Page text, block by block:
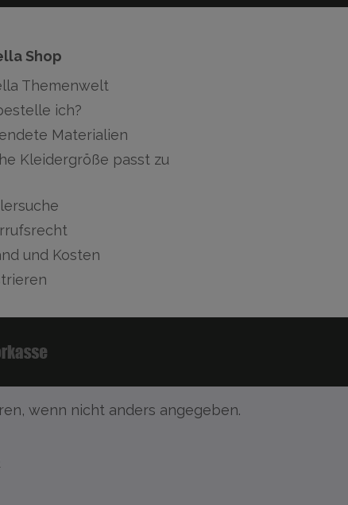
Shop
Themenwelt
ich?
Materialien
Kleidergröße passt zu
und Kosten
wenn nicht anders angegeben.